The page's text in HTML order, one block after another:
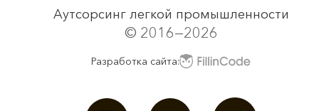
Аутсорсинг легкой промышленности
© 2016—2026
Разработка сайта: